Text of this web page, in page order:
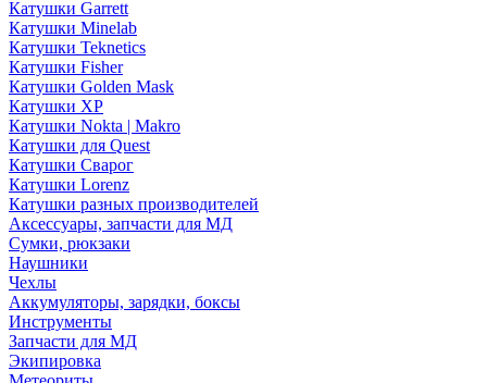
Катушки Garrett
Катушки Minelab
Катушки Teknetics
Катушки Fisher
Катушки Golden Mask
Катушки XP
Катушки Nokta | Makro
Катушки для Quest
Катушки Сварог
Катушки Lorenz
Катушки разных производителей
Аксессуары, запчасти для МД
Сумки, рюкзаки
Наушники
Чехлы
Аккумуляторы, зарядки, боксы
Инструменты
Запчасти для МД
Экипировка